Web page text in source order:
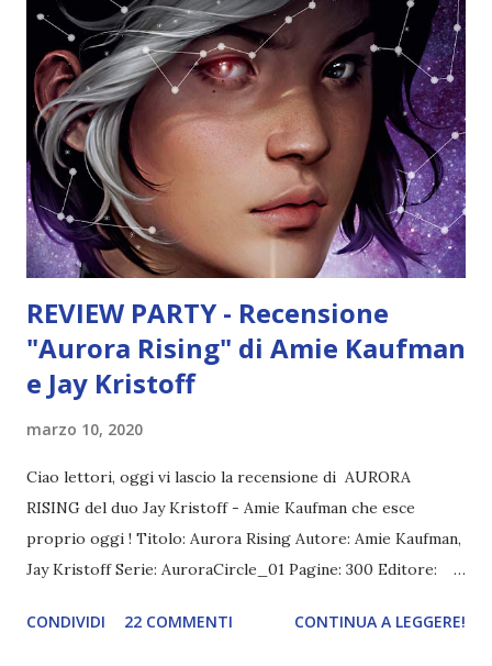
stereotipi che incontravo nei romanzi fantasy. Oggi ne ho
letto tantissimi romanzi con protagoniste come lei. Il
pezzo forte invece rimane Raivo. Ho finito di leggere anche
il fumetto di Game of thrones e l'ho A D O R A T O. E'
stato meraviglioso rivivere questa storia attraverso un
media diverso e poter rileggere i miei momenti preferiti.
L'adattamento è ottimo, non mancano le descrizioni che
però ...
REVIEW PARTY - Recensione
"Aurora Rising" di Amie Kaufman
e Jay Kristoff
marzo 10, 2020
Ciao lettori, oggi vi lascio la recensione di AURORA
RISING del duo Jay Kristoff - Amie Kaufman che esce
proprio oggi ! Titolo: Aurora Rising Autore: Amie Kaufman,
Jay Kristoff Serie: AuroraCircle_01 Pagine: 300 Editore:
dell'ultimo anno dell'Aurora Academy sta per essere affidata
CONDIVIDI 22 COMMENTI CONTINUA A LEGGERE!